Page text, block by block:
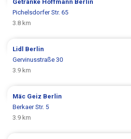
Getränke Hoffmann Berlin
Pichelsdorfer Str. 65
3.8 km
Lidl Berlin
Gervinusstraße 30
3.9 km
Mäc Geiz Berlin
Berkaer Str. 5
3.9 km